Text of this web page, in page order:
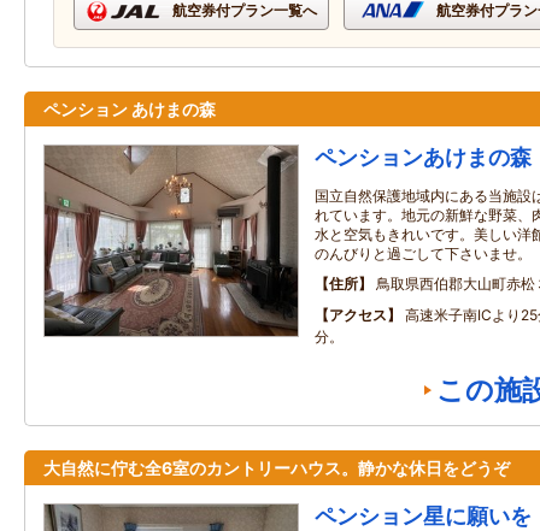
航空券付プラン一覧へ 航空券付プラ
ペンション あけまの森
ペンションあけまの森
国立自然保護地域内にある当施設
れています。地元の新鮮な野菜、
水と空気もきれいです。美しい洋
のんびりと過ごして下さいませ。
住所
鳥取県西伯郡大山町赤
アクセス
高速米子南ICより
分。
この施
大自然に佇む全6室のカントリーハウス。静かな休日をどうぞ
ペンション星に願いを